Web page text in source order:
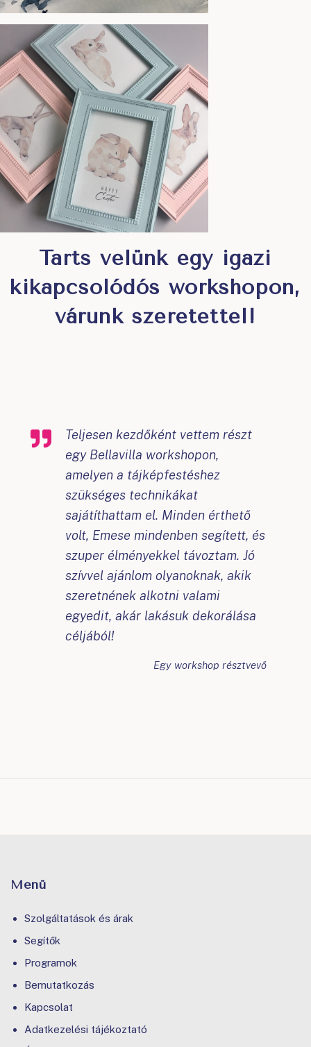
Tarts velünk egy igazi
kikapcsolódós workshopon,
várunk szeretettel!
Teljesen kezdőként vettem részt
egy Bellavilla workshopon,
amelyen a tájképfestéshez
szükséges technikákat
sajátíthattam el. Minden érthető
volt, Emese mindenben segített, és
szuper élményekkel távoztam. Jó
szívvel ajánlom olyanoknak, akik
szeretnének alkotni valami
egyedit, akár lakásuk dekorálása
céljából!
Egy workshop résztvevő
Menü
Szolgáltatások és árak
Segítők
Programok
Bemutatkozás
Kapcsolat
Adatkezelési tájékoztató